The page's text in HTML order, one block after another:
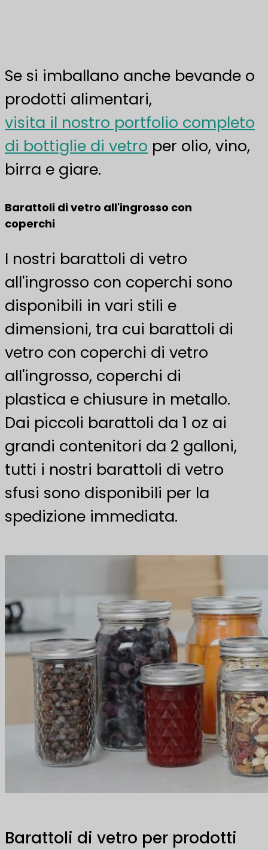
Se si imballano anche bevande o
prodotti alimentari,
visita il nostro portfolio completo
di bottiglie di vetro per olio, vino,
birra e giare.
Barattoli di vetro all'ingrosso con
coperchi
I nostri barattoli di vetro
all'ingrosso con coperchi sono
disponibili in vari stili e
dimensioni, tra cui barattoli di
vetro con coperchi di vetro
all'ingrosso, coperchi di
plastica e chiusure in metallo.
Dai piccoli barattoli da 1 oz ai
grandi contenitori da 2 galloni,
tutti i nostri barattoli di vetro
sfusi sono disponibili per la
spedizione immediata.
Barattoli di vetro per prodotti